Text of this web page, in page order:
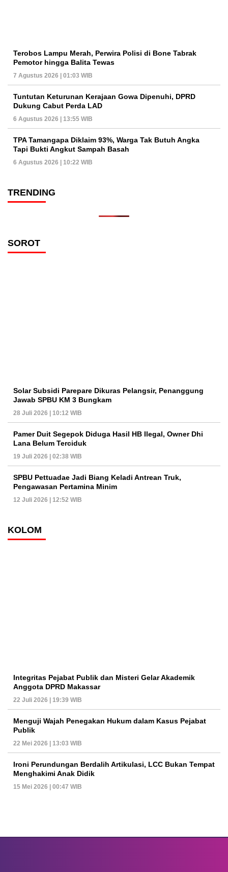
Terobos Lampu Merah, Perwira Polisi di Bone Tabrak
Pemotor hingga Balita Tewas
7 Agustus 2026 | 01:03 WIB
Tuntutan Keturunan Kerajaan Gowa Dipenuhi, DPRD
Dukung Cabut Perda LAD
6 Agustus 2026 | 13:55 WIB
TPA Tamangapa Diklaim 93%, Warga Tak Butuh Angka
Tapi Bukti Angkut Sampah Basah
6 Agustus 2026 | 10:22 WIB
TRENDING
SOROT
Solar Subsidi Parepare Dikuras Pelangsir, Penanggung
Jawab SPBU KM 3 Bungkam
28 Juli 2026 | 10:12 WIB
Pamer Duit Segepok Diduga Hasil HB Ilegal, Owner Dhi
Lana Belum Terciduk
19 Juli 2026 | 02:38 WIB
SPBU Pettuadae Jadi Biang Keladi Antrean Truk,
Pengawasan Pertamina Minim
12 Juli 2026 | 12:52 WIB
KOLOM
Integritas Pejabat Publik dan Misteri Gelar Akademik
Anggota DPRD Makassar
22 Juli 2026 | 19:39 WIB
Menguji Wajah Penegakan Hukum dalam Kasus Pejabat
Publik
22 Mei 2026 | 13:03 WIB
Ironi Perundungan Berdalih Artikulasi, LCC Bukan Tempat
Menghakimi Anak Didik
15 Mei 2026 | 00:47 WIB